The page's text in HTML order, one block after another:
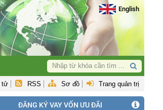
English
tử RSS Sơ đồ Trang quản trị
ĐĂNG KÝ VAY VỐN ƯU ĐÃI